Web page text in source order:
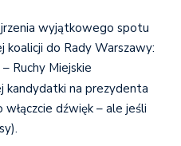
wyjątkowego spotu
koalicji do Rady Warszawy:
Ruchy Miejskie
kandydatki na prezydenta
dźwięk – ale jeśli